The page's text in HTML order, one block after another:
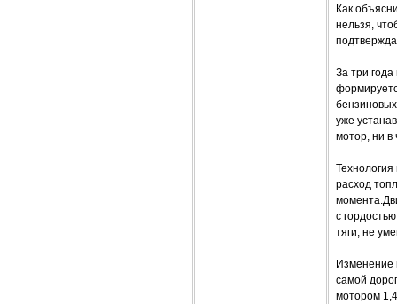
Как
нельзя,
За три
уже
мотор, ни в
расход
с
тяги, не
Изменение
самой
мотором